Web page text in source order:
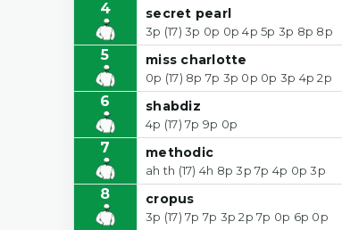
4 secret pearl
3p (17) 3p 0p 0p 4p 5p 3p 8p 8p
5 miss charlotte
0p (17) 8p 7p 3p 0p 0p 3p 4p 2p
6 shabdiz
4p (17) 7p 9p 0p
7 methodic
ah th (17) 4h 8p 3p 7p 4p 0p 3p
8 cropus
3p (17) 7p 7p 3p 2p 7p 0p 6p 0p